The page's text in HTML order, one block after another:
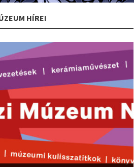
HÍREI